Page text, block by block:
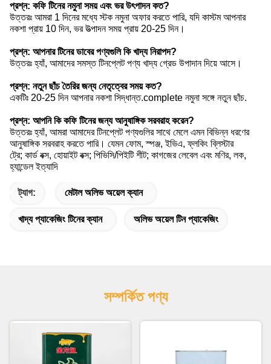
প্রশ্ন: কফি টিনের নমুনা সময় এবং ভর উৎপাদন কত?
উত্তরঃ আমরা 1 দিনের মধ্যে স্টক নমুনা অফার করতে পারি, যদি কাস্টম আপনার
নকশা প্রায় 10 দিন, ভর উত্পাদন সময় প্রায় 20-25 দিন।
প্রশ্ন: আপনার টিনের ডাবের পণ্যগুলি কি খাদ্য নিরাপদ?
উত্তরঃ হ্যাঁ, আমাদের সমস্ত টিনপ্লেট পণ্য খাদ্য গ্রেড উপাদান দিয়ে আসে।
প্রশ্ন: নতুন ছাঁচ তৈরির জন্য নেতৃত্বের সময় কত?
একটিঃ 20-25 দিন আপনার নকশা সিদ্ধান্ত.complete নমুনা সঙ্গে নতুন ছাঁচ.
প্রশ্ন: আপনি কি কফি টিনের জন্য আনুষাঙ্গিক সরবরাহ করেন?
উত্তরঃ হ্যাঁ, আমরা আমাদের টিনপ্লেট পণ্যগুলির সাথে মেলে এমন বিভিন্ন ধরণের
আনুষাঙ্গিক সরবরাহ করতে পারি। যেমন ফোম, স্পঞ্জ, ইভিএ, ফ্লকিং ব্লিস্টার
ট্রে; কার্ড বক্স, হোয়াইট বক্স; পিভিসি/পিইটি শীট; কাগজের লেবেল এবং মণির, লক,
হ্যান্ডেল ইত্যাদি
ট্যাগ: মেটাল অলিভ অয়েল ক্যান
খাদ্য প্যাকেজিং টিনের ক্যান অলিভ অয়েল টিন প্যাকেজিং
সম্পর্কিত পণ্য